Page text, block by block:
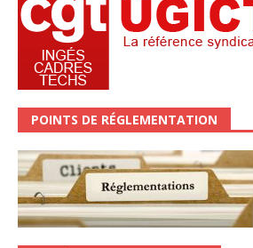
POINTS DE RÉGLEMENTATION